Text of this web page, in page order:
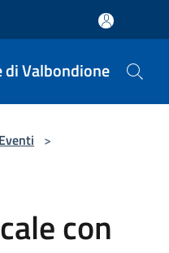
di Valbondione
Eventi >
con